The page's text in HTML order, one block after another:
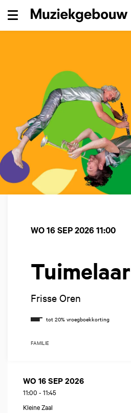
Menu
Tuimelaar
Frisse Oren
WO 16 SEP 2026 11:00
FAMILIE
WO 16 SEP 2026
11:00 - 11:45
Kleine Zaal